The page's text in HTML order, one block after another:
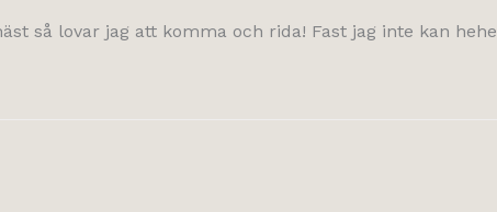
så lovar jag att komma och rida! Fast jag inte kan hehe